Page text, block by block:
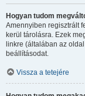
Hogyan tudom
Amennyiben regisztrált
kerül tárolásra. Ezek
linkre (általában az
beállításodat.
Vissza a tetejére